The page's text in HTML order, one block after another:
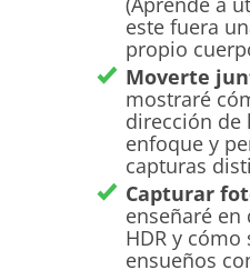
este fuera
propio
Moverte
mostraré
dirección de
enfoque y
capturas
Capturar
enseñaré en
HDR y
ensueños